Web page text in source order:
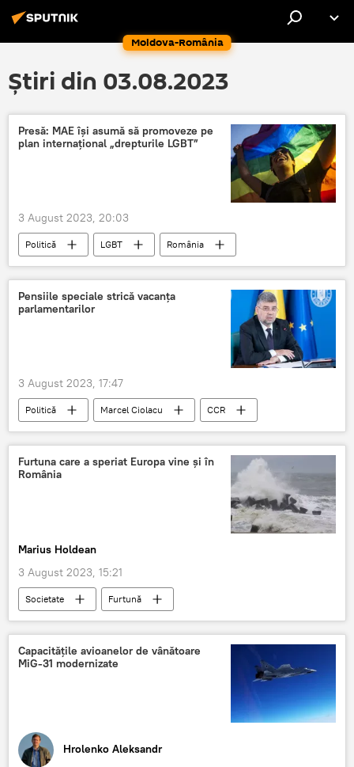
Moldova-România
Știri din 03.08.2023
Presă: MAE își asumă să promoveze pe
plan internațional „drepturile LGBT”
3 August 2023, 20:03
Politică LGBT România
Pensiile speciale strică vacanţa
parlamentarilor
3 August 2023, 17:47
Politică Marcel Ciolacu CCR
Furtuna care a speriat Europa vine şi în
România
Marius Holdean
3 August 2023, 15:21
Societate Furtună
Capacitățile avioanelor de vânătoare
MiG-31 modernizate
Hrolenko Aleksandr